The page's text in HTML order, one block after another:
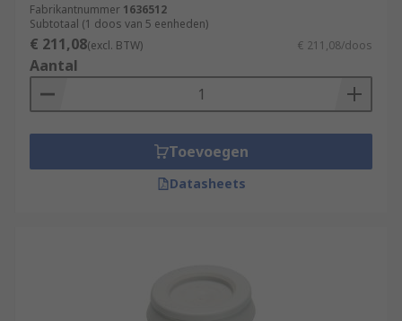
Fabrikantnummer 1636512
Subtotaal (1 doos van 5 eenheden)
€ 211,08(excl. BTW) € 211,08/doos
Aantal
Toevoegen
Datasheets